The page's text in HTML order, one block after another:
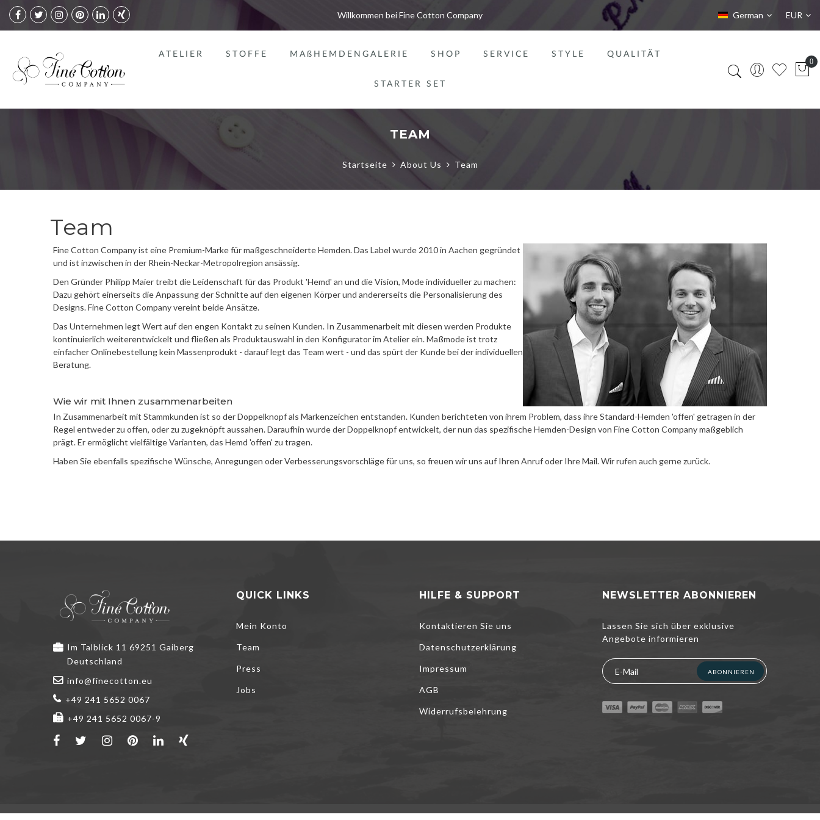
Willkommen bei Fine Cotton Company
German
EUR
ATELIER STOFFE MAßHEMDENGALERIE SHOP SERVICE STYLE QUALITÄT
STARTER SET
TEAM
Startseite About Us Team
Team
Fine Cotton Company ist eine Premium-Marke für maßgeschneiderte Hemden. Das Label wurde 2010 in Aachen gegründet
und ist inzwischen in der Rhein-Neckar-Metropolregion ansässig.
Den Gründer Philipp Maier treibt die Leidenschaft für das Produkt 'Hemd' an und die Vision, Mode individueller zu machen:
Dazu gehört einerseits die Anpassung der Schnitte auf den eigenen Körper und andererseits die Personalisierung des
Designs. Fine Cotton Company vereint beide Ansätze.
Das Unternehmen legt Wert auf den engen Kontakt zu seinen Kunden. In Zusammenarbeit mit diesen werden Produkte
kontinuierlich weiterentwickelt und fließen als Produktauswahl in den Konfigurator im Atelier ein. Maßmode ist trotz
einfacher Onlinebestellung kein Massenprodukt - darauf legt das Team wert - und das spürt der Kunde bei der individuellen
Beratung.
Wie wir mit Ihnen zusammenarbeiten
In Zusammenarbeit mit Stammkunden ist so der Doppelknopf als Markenzeichen entstanden. Kunden berichteten von ihrem Problem, dass ihre Standard-Hemden 'offen' getragen in der
Regel entweder zu offen, oder zu zugeknöpft aussahen. Daraufhin wurde der Doppelknopf entwickelt, der nun das spezifische Hemden-Design von Fine Cotton Company maßgeblich
prägt. Er ermöglicht vielfältige Varianten, das Hemd 'offen' zu tragen.
Haben Sie ebenfalls spezifische Wünsche, Anregungen oder Verbesserungsvorschläge für uns, so freuen wir uns auf Ihren Anruf oder IhreMail. Wir rufen auch gerne zurück.
Im Talblick 11 69251 Gaiberg
Deutschland
info@finecotton.eu
+49 241 5652 0067
+49 241 5652 0067-9
QUICK LINKS
Mein Konto
Team
Press
Jobs
HILFE & SUPPORT
Kontaktieren Sie uns
Datenschutzerklärung
Impressum
AGB
Widerrufsbelehrung
NEWSLETTER ABONNIEREN
Lassen Sie sich über exklusive
Angebote informieren
ABONNIEREN